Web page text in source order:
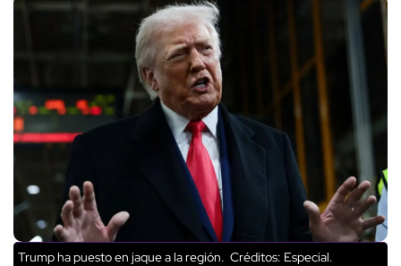
Trump ha puesto en jaque a la región. Créditos: Especial.